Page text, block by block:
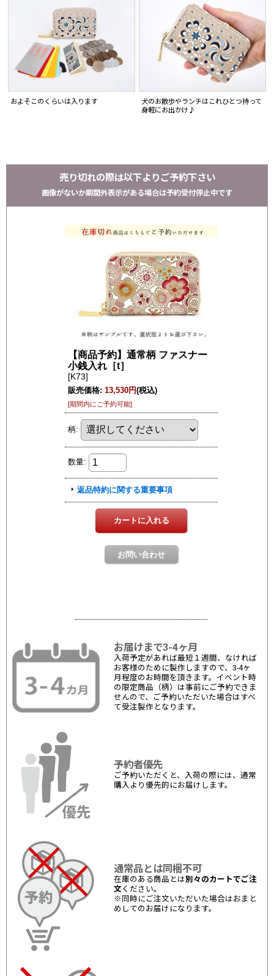
およそこのくらいは入ります
犬のお散歩やランチはこれひとつ持って
身軽にお出かけ♪
売り切れの際は以下よりご予約下さい
画像がないか期間外表示がある場合は予約受付停止中です
お届けまで3-4ヶ月
入荷予定があれば最短１週間、なければ
お客様のために製作しますので、3-4ヶ
月程度のお時間を頂きます。イベント時
の限定商品（柄）は事前にご予約できま
せんので、ご予約いただいた場合はすべ
て受注製作となります。
予約者優先
ご予約いただくと、入荷の際には、通常
購入より優先的にお届けします。
通常品とは同梱不可
在庫のある商品とは別々のカートでご注
文 ください。
※同時にご注文いただいた場合はおまと
めしてのお届けになります。